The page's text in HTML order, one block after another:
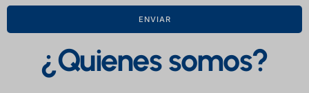
re
h
ENVIAR
¿Quienes somos?